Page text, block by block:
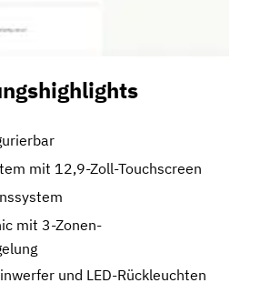
mit 12,9-Zoll-Touchscreen
mit 3-Zonen-
und LED-Rückleuchten